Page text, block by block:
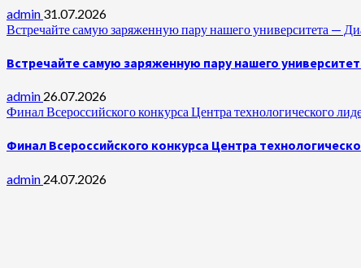
admin 31.07.2026
Встречайте самую заряженную пару нашего
Встречайте самую заряженную пару нашего
admin 26.07.2026
Финал Всероссийского конкурса Центра технологического
Финал Всероссийского конкурса Центра
admin 24.07.2026